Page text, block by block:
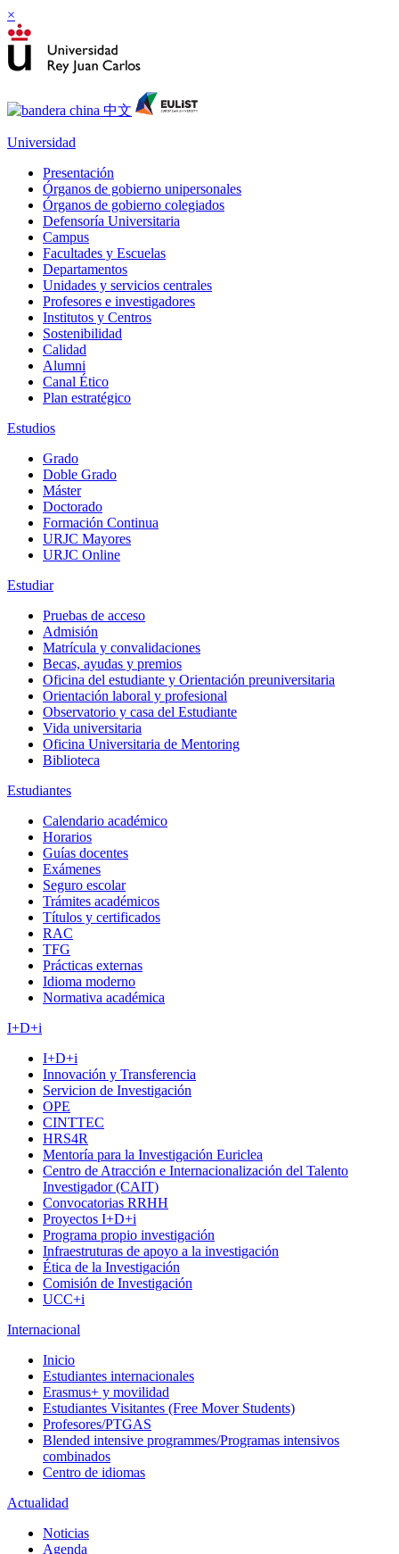
×
Universidad
Presentación
Órganos de gobierno unipersonales
Órganos de gobierno colegiados
Defensoría Universitaria
Campus
Facultades y Escuelas
Departamentos
Unidades y servicios centrales
Profesores e investigadores
Institutos y Centros
Sostenibilidad
Calidad
Alumni
Canal Ético
Plan estratégico
Estudios
Grado
Doble Grado
Máster
Doctorado
Formación Continua
URJC Mayores
URJC Online
Estudiar
Pruebas de acceso
Admisión
Matrícula y convalidaciones
Becas, ayudas y premios
Oficina del estudiante y Orientación preuniversitaria
Orientación laboral y profesional
Observatorio y casa del Estudiante
Vida universitaria
Oficina Universitaria de Mentoring
Biblioteca
Estudiantes
Calendario académico
Horarios
Guías docentes
Exámenes
Seguro escolar
Trámites académicos
Títulos y certificados
RAC
TFG
Prácticas externas
Idioma moderno
Normativa académica
I+D+i
I+D+i
Innovación y Transferencia
Servicion de Investigación
OPE
CINTTEC
HRS4R
Mentoría para la Investigación Euriclea
Centro de Atracción e Internacionalización del Talento
Investigador (CAIT)
Convocatorias RRHH
Proyectos I+D+i
Programa propio investigación
Infraestruturas de apoyo a la investigación
Ética de la Investigación
Comisión de Investigación
UCC+i
Internacional
Inicio
Estudiantes internacionales
Erasmus+ y movilidad
Estudiantes Visitantes (Free Mover Students)
Profesores/PTGAS
Blended intensive programmes/Programas intensivos
combinados
Centro de idiomas
Actualidad
Noticias
Agenda